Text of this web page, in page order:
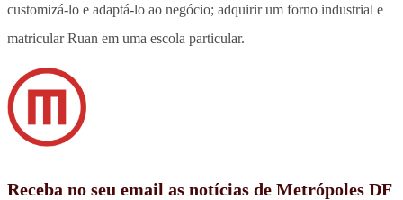
customizá-lo e adaptá-lo ao negócio; adquirir um forno industrial e
matricular Ruan em uma escola particular.
Receba no seu email as notícias de Metrópoles DF